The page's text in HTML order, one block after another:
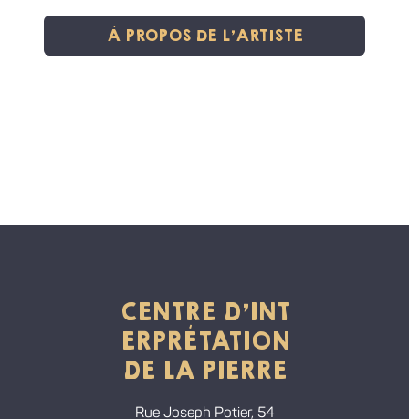
À PROPOS DE L'ARTISTE
CENTRE D'INT
ERPRÉTATION
DE LA PIERRE
Rue Joseph Potier, 54